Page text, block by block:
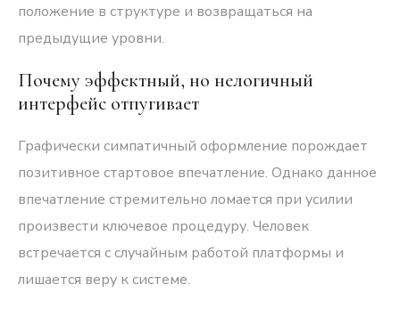
положение в структуре и возвращаться на
предыдущие уровни.
Почему эффектный, но нелогичный
интерфейс отпугивает
Графически симпатичный оформление порождает
позитивное стартовое впечатление. Однако данное
впечатление стремительно ломается при усилии
произвести ключевое процедуру. Человек
встречается с случайным работой платформы и
лишается веру к системе.